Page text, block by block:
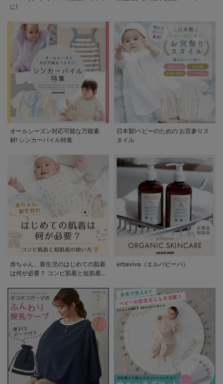
に!
オールシーズン対応可能な万能素
材! シンカーパイル特集
日本製!ベビーのための お宮参りス
タイル
赤ちゃん、新生児のはじめての肌着
は何が必要？ コンビ肌着と短肌着
erbaviva（エルバビーバ）